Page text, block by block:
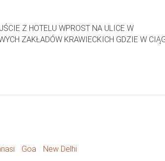
Z HOTELU WPROST NA ULICE W
ZAKŁADÓW KRAWIECKICH GDZIE W
Goa New Delhi